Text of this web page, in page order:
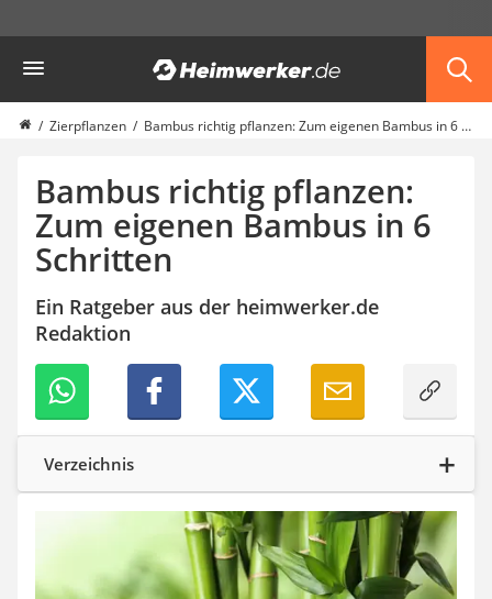
Garten
Akku-Laubsauger
Faltpavillon
Schlauchtrommel
Solar-Lichterkette außen
Teleskopleiter
Ameisengift
Pavillon
Sichtschutzstreifen
Akku-Laubbläser
Koifutter
Kassettenmarkise
Bosch-Heckenschere
Stihl-Laubbläser
Minidumper
Zierpflanzen Bambus richtig pflanzen: Zum eigenen Bambus in 6 Schritten
Bambus richtig pflanzen:
Zum eigenen Bambus in 6
Schritten
Ein Ratgeber aus der heimwerker.de
Redaktion
Verzeichnis